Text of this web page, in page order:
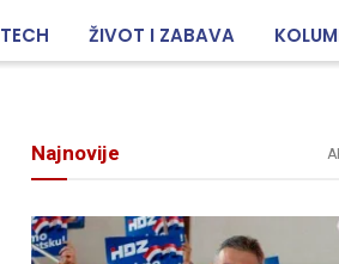
TECH ŽIVOT I ZABAVA
Najnovije